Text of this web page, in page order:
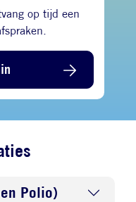
op tijd een
Polio)